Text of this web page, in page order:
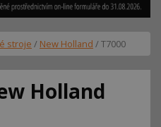
stroje / New Holland / T7000
Holland